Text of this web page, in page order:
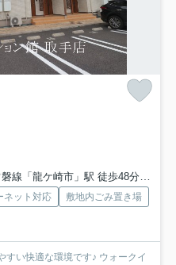
線「龍ケ崎市」駅 徒歩48分
ネット対応
敷地内ごみ置き場
すい快適な環境です♪ ウォークイ